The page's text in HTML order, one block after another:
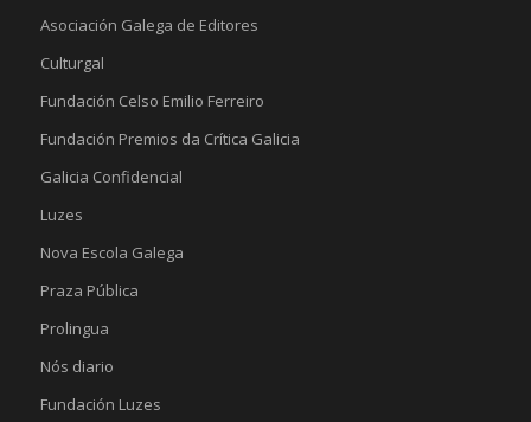
Asociación Galega de Editores
Culturgal
Fundación Celso Emilio Ferreiro
Fundación Premios da Crítica Galicia
Galicia Confidencial
Luzes
Nova Escola Galega
Praza Pública
Prolingua
Nós diario
Fundación Luzes